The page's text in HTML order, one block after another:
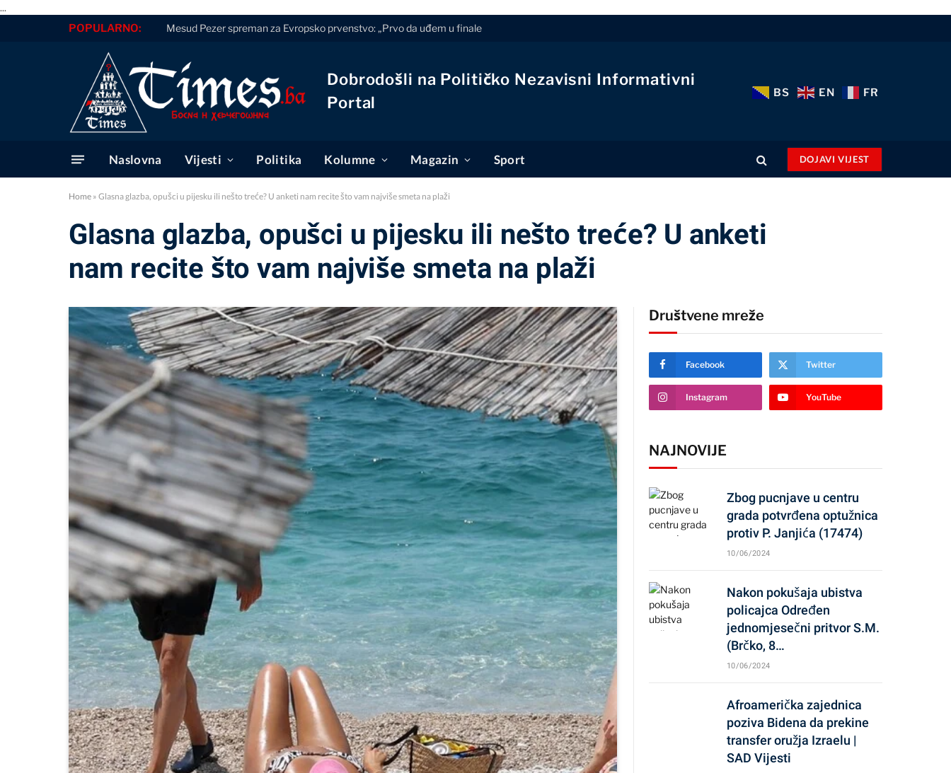
...
POPULARNO: Mesud Pezer spreman za Evropsko prvenstvo: „Prvo da uđem u finale
Dobrodošli na Političko Nezavisni Informativni
Portal
BS EN FR
Naslovna Vijesti Politika Kolumne Magazin Sport DOJAVI VIJEST
Home » Glasna glazba, opušci u pijesku ili nešto treće? U anketi nam recite što vam najviše smeta na plaži
Glasna glazba, opušci u pijesku ili nešto treće? U anketi
nam recite što vam najviše smeta na plaži
Društvene mreže
Facebook Twitter
Instagram YouTube
NAJNOVIJE
Zbog pucnjave u centru
grada potvrđena optužnica
protiv P. Janjića (17474)
10/06/2024
Nakon pokušaja ubistva
policajca Određen
jednomjesečni pritvor S.M.
(Brčko, 8…
10/06/2024
Afroamerička zajednica
poziva Bidena da prekine
transfer oružja Izraelu |
SAD Vijesti